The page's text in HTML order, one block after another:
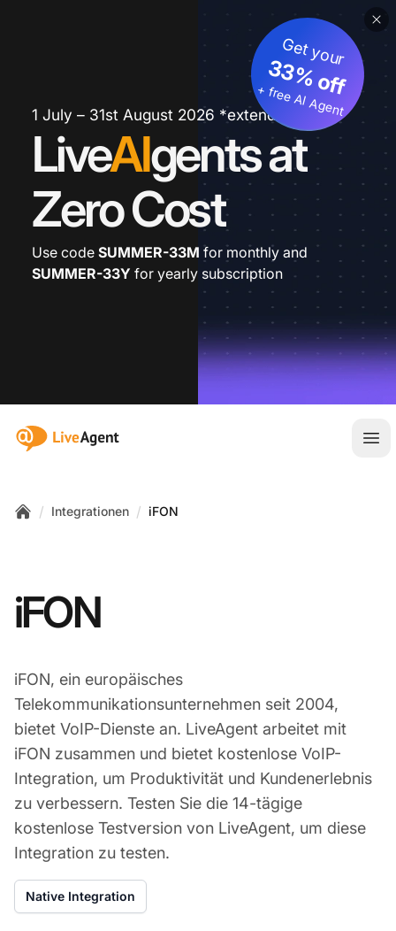
1 July – 31st August 2026 *extended
LiveAIgents at
Zero Cost
Get your
33% off
+ free AI Agent
Use code SUMMER-33M for monthly and
SUMMER-33Y for yearly subscription
:site.title
/ Integrationen / iFON
iFON
iFON, ein europäisches
Telekommunikationsunternehmen seit 2004,
bietet VoIP-Dienste an. LiveAgent arbeitet mit
iFON zusammen und bietet kostenlose VoIP-
Integration, um Produktivität und Kundenerlebnis
zu verbessern. Testen Sie die 14-tägige
kostenlose Testversion von LiveAgent, um diese
Integration zu testen.
Native Integration